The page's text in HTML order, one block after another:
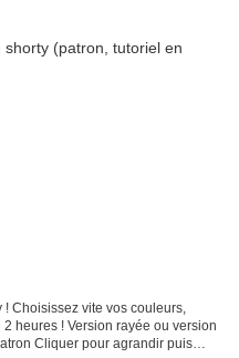
Choisissez vite vos couleurs,
heures ! Version rayée ou version
Cliquer pour agrandir puis